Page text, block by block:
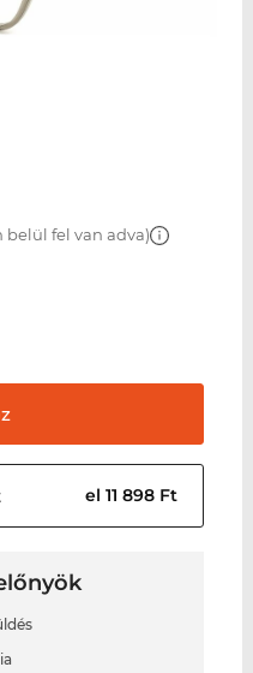
belül fel van adva)
el 11 898 Ft